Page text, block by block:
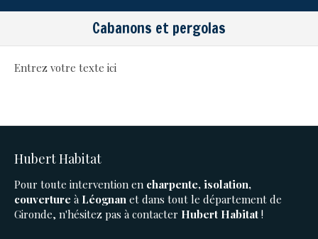
Cabanons et pergolas
Entrez votre texte ici
Hubert Habitat
Pour toute intervention en charpente, isolation,
couverture à Léognan et dans tout le département de
Gironde, n'hésitez pas à contacter Hubert Habitat !